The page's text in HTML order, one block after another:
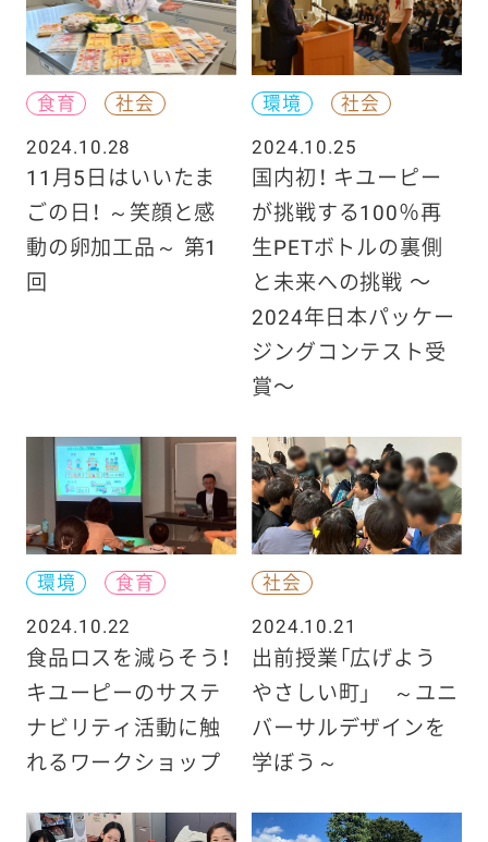
食育
社会
2024.10.28
11月5日はいいたま
ごの日！ ～笑顔と感
動の卵加工品～ 第1
回
環境
社会
2024.10.25
国内初！ キユーピー
が挑戦する100％再
生PETボトルの裏側
と未来への挑戦 〜
2024年日本パッケー
ジングコンテスト受
賞〜
環境
食育
2024.10.22
食品ロスを減らそう！
キユーピーのサステ
ナビリティ活動に触
れるワークショップ
社会
2024.10.21
出前授業「広げよう
やさしい町」 ～ユニ
バーサルデザインを
学ぼう～